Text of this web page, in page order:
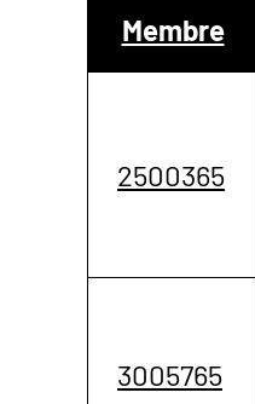
Membre
2500365
3005765